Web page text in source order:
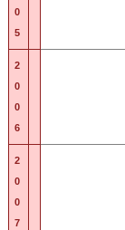
0
5
2
0
0
6
2
0
0
7